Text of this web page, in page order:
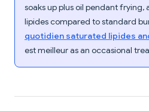
soaks up plus oil pendant
lipides compared to standard
quotidien saturated lipides
est meilleur as an occasional